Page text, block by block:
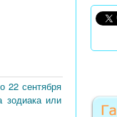
22 сентября
зодиака или